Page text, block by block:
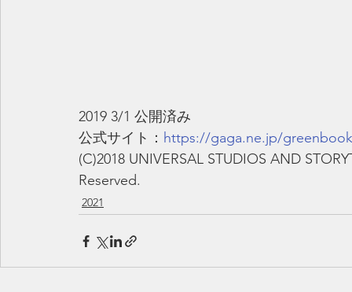
2019 3/1 公開済み
公式サイト： https://gaga.ne.jp/
(C)2018 UNIVERSAL STUDIOS AND
Reserved.
2021